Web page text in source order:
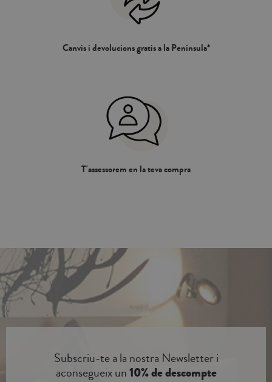
Canvis i devolucions gratis a la Península*
T'assessorem en la teva compra
Subscriu-te a la nostra Newsletter i
aconsegueix un10% de descompte